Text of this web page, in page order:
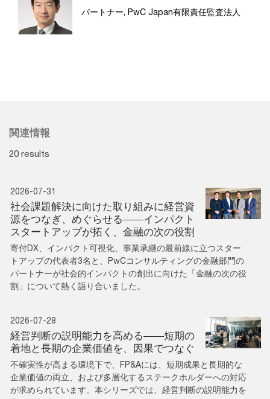
パートナー, PwC Japan有限責任監査法人
関連情報
20 results
2026-07-31
社会課題解決に向けた取り組みに経営資
源をつなぎ、めぐらせる――インパクト
スタートアップが拓く、金融の次の役割
寄付DX、インパクト可視化、事業承継の最前線に立つスター
トアップの代表者3名と、PwCコンサルティングの金融部門の
パートナーが社会的インパクトの創出に向けた「金融の次の役
割」について熱く語り合いました。
2026-07-28
経営判断の説明能力を高める――短期の
着地と長期の企業価値を、因果でつなぐ
不確実性が高まる環境下で、FP&Aには、短期成果と長期的な
企業価値の両立、および多層化するステークホルダーへの対応
が求められています。本シリーズでは、経営判断の説明能力を